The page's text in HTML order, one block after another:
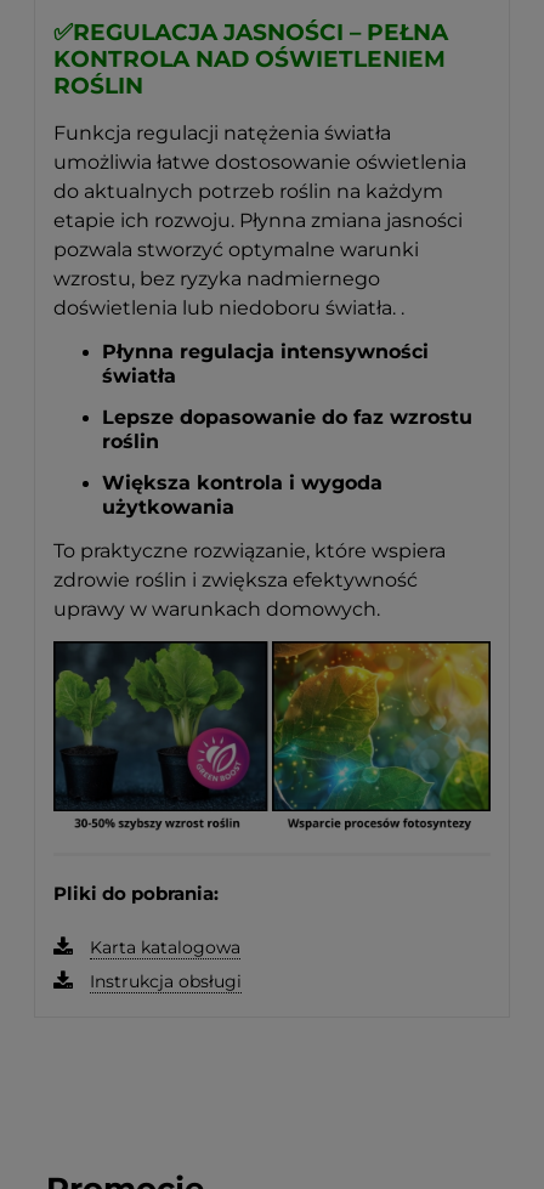
✅REGULACJA JASNOŚCI – PEŁNA
KONTROLA NAD OŚWIETLENIEM
ROŚLIN
Funkcja regulacji natężenia światła
umożliwia łatwe dostosowanie oświetlenia
do aktualnych potrzeb roślin na każdym
etapie ich rozwoju. Płynna zmiana jasności
pozwala stworzyć optymalne warunki
wzrostu, bez ryzyka nadmiernego
doświetlenia lub niedoboru światła. .
Płynna regulacja intensywności
światła
Lepsze dopasowanie do faz wzrostu
roślin
Większa kontrola i wygoda
użytkowania
To praktyczne rozwiązanie, które wspiera
zdrowie roślin i zwiększa efektywność
uprawy w warunkach domowych.
Pliki do pobrania:
Karta katalogowa
Instrukcja obsługi